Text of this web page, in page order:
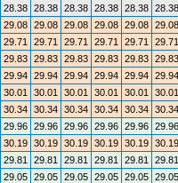
28.38 28.38 28.38 28.38 28.38 28.38
29.08 29.08 29.08 29.08 29.08 29.08
29.71 29.71 29.71 29.71 29.71 29.71
29.83 29.83 29.83 29.83 29.83 29.83
29.94 29.94 29.94 29.94 29.94 29.94
30.01 30.01 30.01 30.01 30.01 30.01
30.34 30.34 30.34 30.34 30.34 30.34
29.96 29.96 29.96 29.96 29.96 29.96
30.19 30.19 30.19 30.19 30.19 30.19
29.81 29.81 29.81 29.81 29.81 29.81
29.05 29.05 29.05 29.05 29.05 29.05